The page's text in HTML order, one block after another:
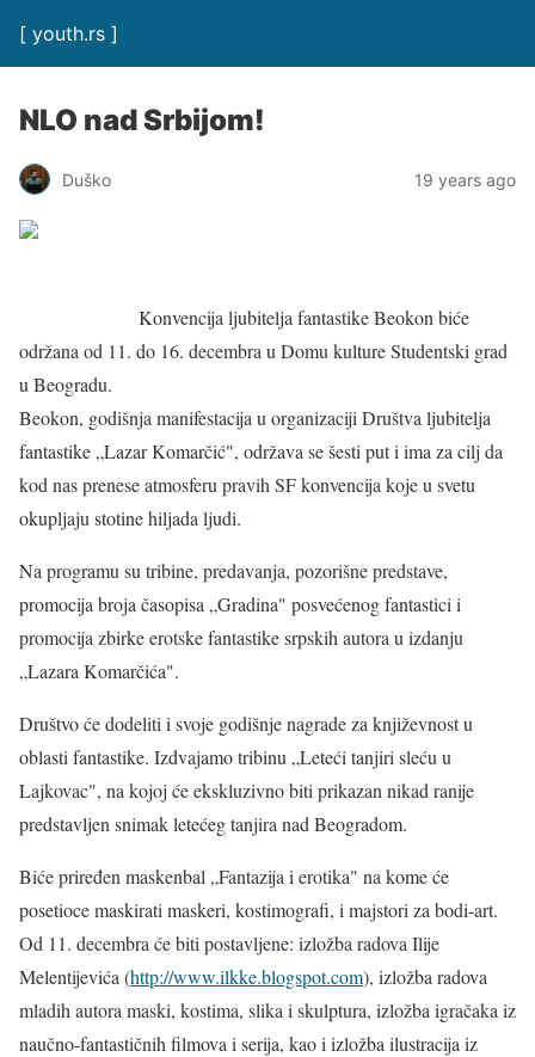
[ youth.rs ]
NLO nad Srbijom!
Duško 19 years ago
Konvencija ljubitelja fantastike Beokon biće
održana od 11. do 16. decembra u Domu kulture Studentski grad
u Beogradu.
Beokon, godišnja manifestacija u organizaciji Društva ljubitelja
fantastike „Lazar Komarčić", održava se šesti put i ima za cilj da
kod nas prenese atmosferu pravih SF konvencija koje u svetu
okupljaju stotine hiljada ljudi.
Na programu su tribine, predavanja, pozorišne predstave,
promocija broja časopisa „Gradina" posvećenog fantastici i
promocija zbirke erotske fantastike srpskih autora u izdanju
„Lazara Komarčića".
Društvo će dodeliti i svoje godišnje nagrade za književnost u
oblasti fantastike. Izdvajamo tribinu „Leteći tanjiri sleću u
Lajkovac", na kojoj će ekskluzivno biti prikazan nikad ranije
predstavljen snimak letećeg tanjira nad Beogradom.
Biće priređen maskenbal „Fantazija i erotika" na kome će
posetioce maskirati maskeri, kostimografi, i majstori za bodi-art.
Od 11. decembra će biti postavljene: izložba radova Ilije
Melentijevića (http://www.ilkke.blogspot.com), izložba radova
mladih autora maski, kostima, slika i skulptura, izložba igračaka iz
naučno-fantastičnih filmova i serija, kao i izložba ilustracija iz